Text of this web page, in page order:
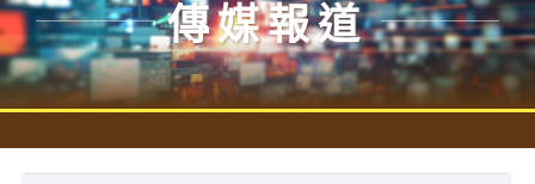
學校概覽
明才人學習藍圖
明才人成長階梯
傳媒報道